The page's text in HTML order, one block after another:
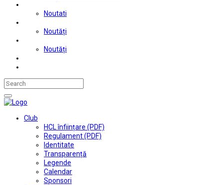
Noutati
Noutăți
Noutăți
Club
HCL înființare (PDF)
Regulament (PDF)
Identitate
Transparență
Legende
Calendar
Sponsori